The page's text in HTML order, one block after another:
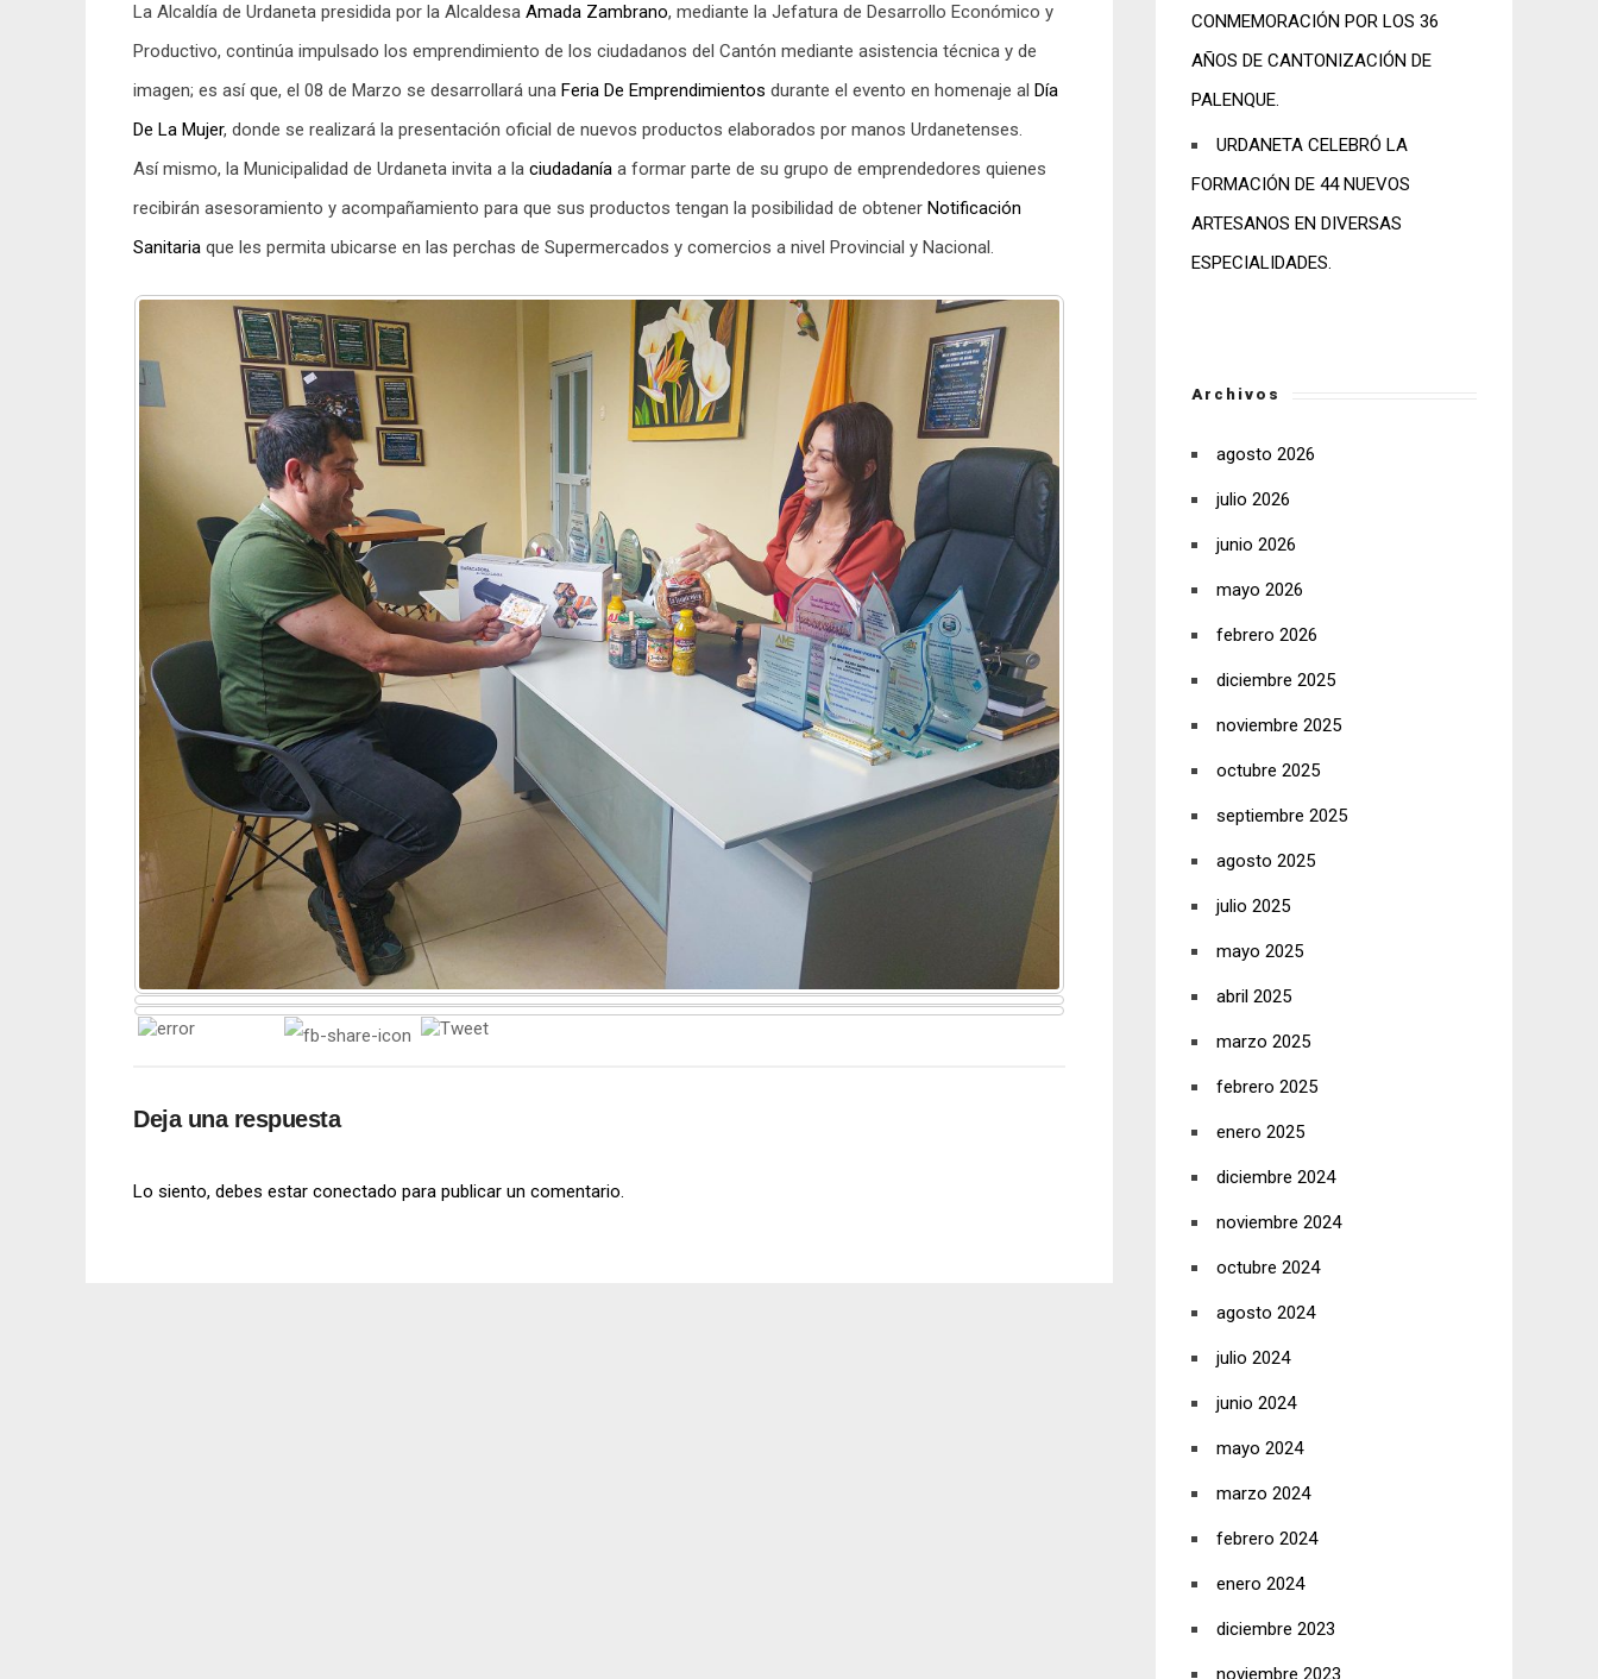
La Alcaldía de Urdaneta presidida por la Alcaldesa Amada Zambrano, mediante la Jefatura de Desarrollo Económico y
Productivo, continúa impulsado los emprendimiento de los ciudadanos del Cantón mediante asistencia técnica y de
imagen; es así que, el 08 de Marzo se desarrollará una Feria De Emprendimientos durante el evento en homenaje al Día
De La Mujer, donde se realizará la presentación oficial de nuevos productos elaborados por manos Urdanetenses.
Así mismo, la Municipalidad de Urdaneta invita a la ciudadanía a formar parte de su grupo de emprendedores quienes
recibirán asesoramiento y acompañamiento para que sus productos tengan la posibilidad de obtener Notificación
Sanitaria que les permita ubicarse en las perchas de Supermercados y comercios a nivel Provincial y Nacional.
Deja una respuesta
Lo siento, debes estar conectado para publicar un comentario.
CONMEMORACIÓN POR LOS 36
AÑOS DE CANTONIZACIÓN DE
PALENQUE.
URDANETA CELEBRÓ LA
FORMACIÓN DE 44 NUEVOS
ARTESANOS EN DIVERSAS
ESPECIALIDADES.
Archivos
agosto 2026
julio 2026
junio 2026
mayo 2026
febrero 2026
diciembre 2025
noviembre 2025
octubre 2025
septiembre 2025
agosto 2025
julio 2025
mayo 2025
abril 2025
marzo 2025
febrero 2025
enero 2025
diciembre 2024
noviembre 2024
octubre 2024
agosto 2024
julio 2024
junio 2024
mayo 2024
marzo 2024
febrero 2024
enero 2024
diciembre 2023
noviembre 2023